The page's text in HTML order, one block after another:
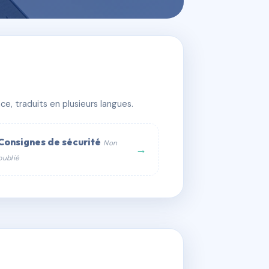
traduits en plusieurs langues.
de sécurité Non
→